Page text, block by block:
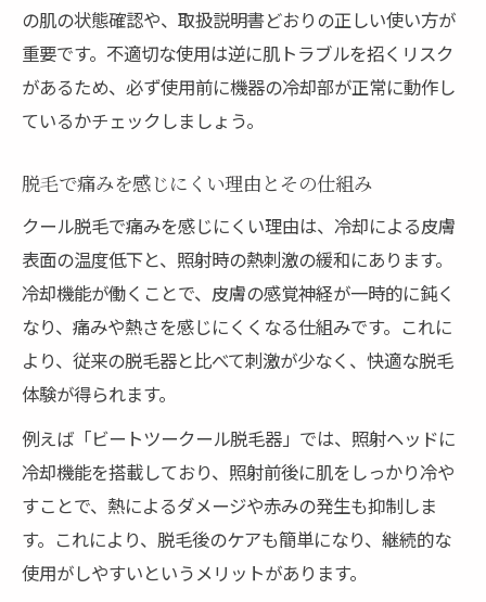
の肌の状態確認や、取扱説明書どおりの正しい使い方が
重要です。不適切な使用は逆に肌トラブルを招くリスク
があるため、必ず使用前に機器の冷却部が正常に動作し
ているかチェックしましょう。
脱毛で痛みを感じにくい理由とその仕組み
クール脱毛で痛みを感じにくい理由は、冷却による皮膚
表面の温度低下と、照射時の熱刺激の緩和にあります。
冷却機能が働くことで、皮膚の感覚神経が一時的に鈍く
なり、痛みや熱さを感じにくくなる仕組みです。これに
より、従来の脱毛器と比べて刺激が少なく、快適な脱毛
体験が得られます。
例えば「ビートツークール脱毛器」では、照射ヘッドに
冷却機能を搭載しており、照射前後に肌をしっかり冷や
すことで、熱によるダメージや赤みの発生も抑制しま
す。これにより、脱毛後のケアも簡単になり、継続的な
使用がしやすいというメリットがあります。